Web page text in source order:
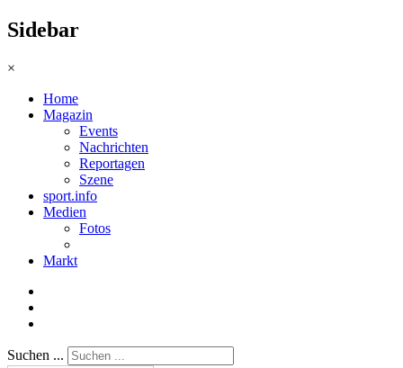
Sidebar
×
Home
Magazin
Events
Nachrichten
Reportagen
Szene
sport.info
Medien
Fotos
Markt
Suchen ...